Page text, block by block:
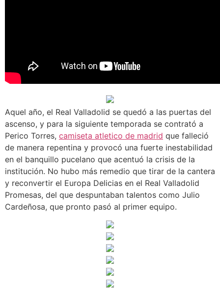
Aquel año, el Real Valladolid se quedó a las puertas del
ascenso, y para la siguiente temporada se contrató a
Perico Torres, camiseta atletico de madrid que falleció
de manera repentina y provocó una fuerte inestabilidad
en el banquillo pucelano que acentuó la crisis de la
institución. No hubo más remedio que tirar de la cantera
y reconvertir el Europa Delicias en el Real Valladolid
Promesas, del que despuntaban talentos como Julio
Cardeñosa, que pronto pasó al primer equipo.